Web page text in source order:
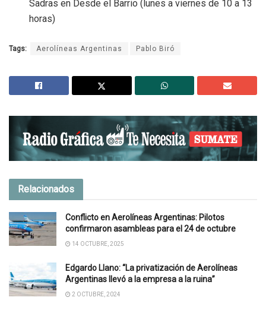
Sadras en Desde el Barrio (lunes a viernes de 10 a 13
horas)
Tags: Aerolíneas Argentinas Pablo Biró
Relacionados
Conflicto en Aerolíneas Argentinas: Pilotos
confirmaron asambleas para el 24 de octubre
14 OCTUBRE, 2025
Edgardo Llano: “La privatización de Aerolíneas
Argentinas llevó a la empresa a la ruina”
2 OCTUBRE, 2024